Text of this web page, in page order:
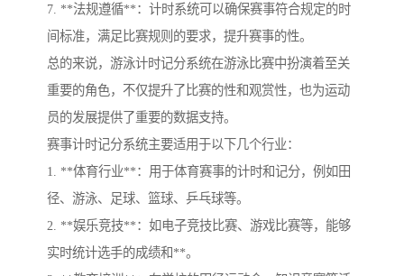
7. **法规遵循**：计时系统可以确保赛事符合规定的时
间标准，满足比赛规则的要求，提升赛事的性。
总的来说，游泳计时记分系统在游泳比赛中扮演着至关
重要的角色，不仅提升了比赛的性和观赏性，也为运动
员的发展提供了重要的数据支持。
赛事计时记分系统主要适用于以下几个行业：
1. **体育行业**：用于体育赛事的计时和记分，例如田
径、游泳、足球、篮球、乒乓球等。
2. **娱乐竞技**：如电子竞技比赛、游戏比赛等，能够
实时统计选手的成绩和**。